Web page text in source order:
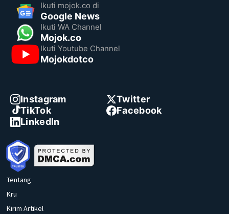
Ikuti mojok.co di
Google News
Ikuti WA Channel
Mojok.co
Ikuti Youtube Channel
Mojokdotco
Instagram
Twitter
TikTok
Facebook
LinkedIn
Tentang
Kru
Kirim Artikel